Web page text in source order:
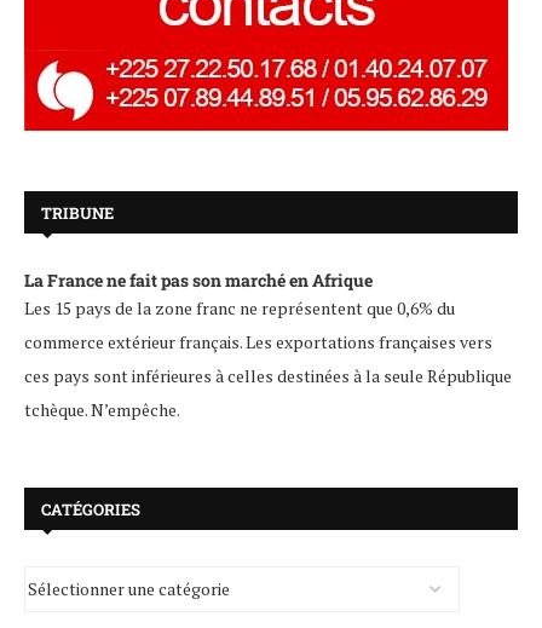
TRIBUNE
La France ne fait pas son marché en Afrique
Les 15 pays de la zone franc ne représentent que 0,6% du
commerce extérieur français. Les exportations françaises vers
ces pays sont inférieures à celles destinées à la seule République
tchèque. N’empêche.
CATÉGORIES